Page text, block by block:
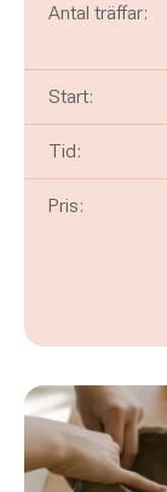
Antal träffar:
Start:
Tid:
Pris: